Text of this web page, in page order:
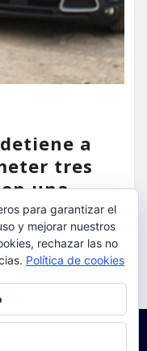
a
tres
una
para garantizar el
y mejorar nuestros
rechazar las no
Política de cookies
gestionar las cookies,